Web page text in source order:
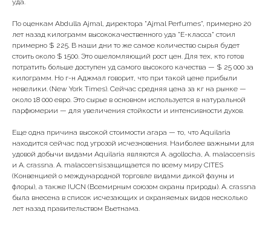
уда.
По оценкам Abdulla Ajmal, директора "Ajmal Perfumes", примерно 20
лет назад килограмм высококачественного уда "E-класса" стоил
примерно $ 225. В наши дни то же самое количество сырья будет
стоить около $ 1500. Это ошеломляющий рост цен. Для тех, кто готов
потратить больше доступен уд самого высокого качества — $ 25 000 за
килограмм. Но г-н Аджмал говорит, что при такой цене прибыли
невелики. (New York Times). Сейчас средняя цена за кг на рынке —
около 18 000 евро. Это сырье в основном используется в натуральной
парфюмерии — для увеличения стойкости и интенсивности духов.
Еще одна причина высокой стоимости агара — то, что Aquilaria
находится сейчас под угрозой исчезновения. Наиболее важными для
удовой добычи видами Aquilaria являются A. agollocha, A. malaccensis
и A. crassna. A. malaccensisзащищается по всему миру CITES
(Конвенцией о международной торговле видами дикой фауны и
флоры), а также IUCN (Всемирным союзом охраны природы). A. crassna
была внесена в список исчезающих и охраняемых видов несколько
лет назад правительством Вьетнама.